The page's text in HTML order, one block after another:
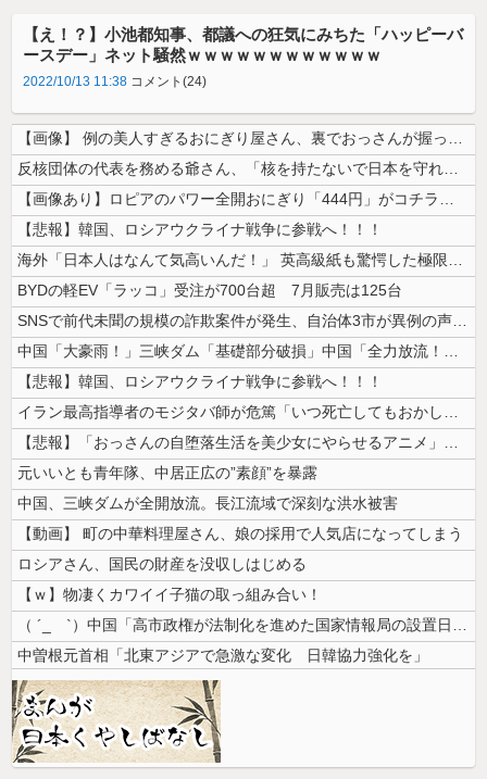
【え！？】小池都知事、都議への狂気にみちた「ハッピーバ
ースデー」ネット騒然ｗｗｗｗｗｗｗｗｗｗｗｗ
2022/10/13 11:38 コメント(24)
【画像】 例の美人すぎるおにぎり屋さん、裏でおっさんが握っていたｗｗｗ...
反核団体の代表を務める爺さん、「核を持たないで日本を守れますか」と中学...
【画像あり】ロピアのパワー全開おにぎり「444円」がコチラｗｗｗｗｗ
【悲報】韓国、ロシアウクライナ戦争に参戦へ！！！
海外「日本人はなんて気高いんだ！」 英高級紙も驚愕した極限の中の日本人...
BYDの軽EV「ラッコ」受注が700台超 7月販売は125台
SNSで前代未聞の規模の詐欺案件が発生、自治体3市が異例の声明を発表し...
中国「大豪雨！」三峡ダム「基礎部分破損」中国「全力放流！」台風13号「...
【悲報】韓国、ロシアウクライナ戦争に参戦へ！！！
イラン最高指導者のモジタバ師が危篤「いつ死亡してもおかしくない」…イラ...
【悲報】「おっさんの自堕落生活を美少女にやらせるアニメ」、増えすぎてフ...
元いいとも青年隊、中居正広の”素顔”を暴露
中国、三峡ダムが全開放流。長江流域で深刻な洪水被害
【動画】 町の中華料理屋さん、娘の採用で人気店になってしまう
ロシアさん、国民の財産を没収しはじめる
【ｗ】物凄くカワイイ子猫の取っ組み合い！
（ ´_ゝ`）中国「高市政権が法制化を進めた国家情報局の設置日が7月3...
中曽根元首相「北東アジアで急激な変化 日韓協力強化を」